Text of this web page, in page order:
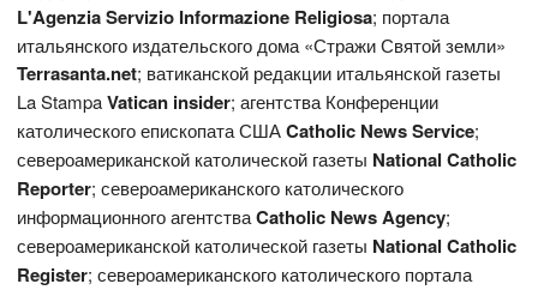
L'Agenzia Servizio Informazione Religiosa; портала
итальянского издательского дома «Стражи Святой земли»
Terrasanta.net; ватиканской редакции итальянской газеты
La StampaVatican insider; агентства Конференции
католического епископата СШАCatholic News Service;
североамериканской католической газеты National Catholic
Reporter; североамериканского католического
информационного агентстваCatholic News Agency;
североамериканской католической газеты National Catholic
Register; североамериканского католического портала